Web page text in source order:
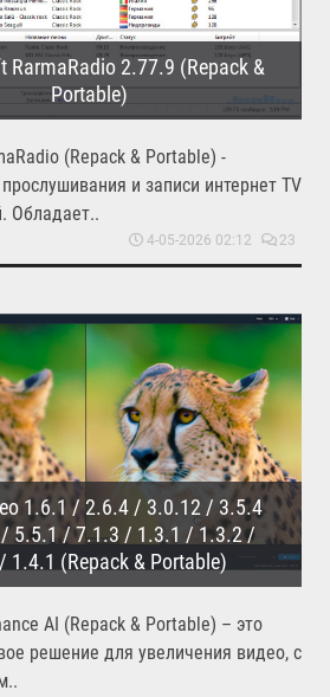
RarmaRadio 2.77.9 (Repack &
Portable)
(Repack & Portable) -
и записи интернет TV
Обладает..
4-05-2026 02:12 23
1.6.1 / 2.6.4 / 3.0.12 / 3.5.4
5.5.1 / 7.1.3 / 1.3.1 / 1.3.2 /
1.4.1 (Repack & Portable)
AI (Repack & Portable) – это
решение для увеличения видео, с